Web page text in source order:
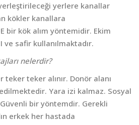
yerlere kanallar
kökler kanallara
bir kök alım yöntemidir. Ekim
safir kullanılmaktadır.
nelerdir?
teker teker alınır. Donör alanı
Yara izi kalmaz. Sosyal
bir yöntemdir. Gerekli
erkek her hastada